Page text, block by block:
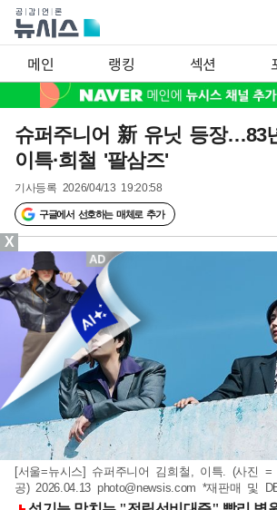
메인 랭킹 섹션
슈퍼주니어 新 유닛 등장…83
이특·희철 '팔삼즈'
기사등록 2026/04/13 19:20:58
구글에서 선호하는 매체로 추가
[서울=뉴시스] 슈퍼주니어 김희철, 이특. (사진 =
공) 2026.04.13 photo@newsis.com *재판매 및
X